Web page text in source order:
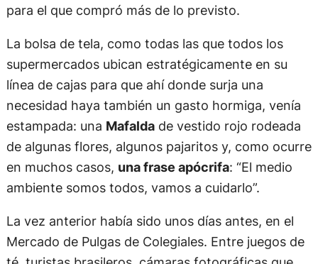
para el que compró más de lo previsto.
La bolsa de tela, como todas las que todos los
supermercados ubican estratégicamente en su
línea de cajas para que ahí donde surja una
necesidad haya también un gasto hormiga, venía
estampada: una Mafaldade vestido rojo rodeada
de algunas flores, algunos pajaritos y, como ocurre
en muchos casos, una frase apócrifa: “El medio
ambiente somos todos, vamos a cuidarlo”.
La vez anterior había sido unos días antes, en el
Mercado de Pulgas de Colegiales. Entre juegos de